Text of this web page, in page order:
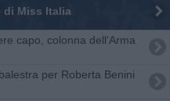
di Miss Italia
capo, colonna dell'Arma
per Roberta Benini